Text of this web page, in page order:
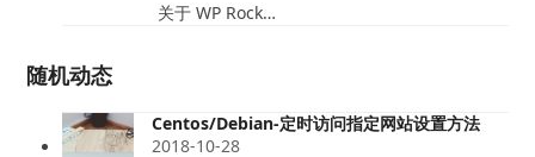
关于 WP Rock…
随机动态
Centos/Debian-定时访问指定网站设置方法
2018-10-28